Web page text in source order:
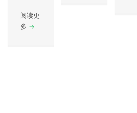
阅读更
多 →